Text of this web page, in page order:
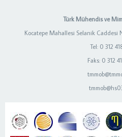
Türk Mühendis ve
Kocatepe Mahallesi Selanik Caddesi
Tel: 0 312
Faks: 0 312